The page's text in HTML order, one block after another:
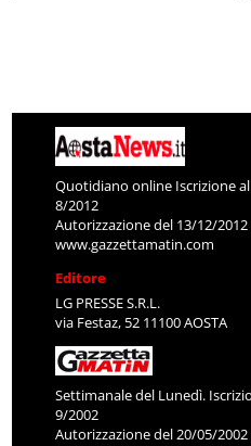
Quotidiano online Iscrizione
8/2012
Autorizzazione del 13/12/2012
www.gazzettamatin.com
Editore
LG PRESSE S.R.L.
via Festaz, 52 11100 AOSTA
Settimanale del Lunedì.
9/2002
Autorizzazione del 20/05/2002